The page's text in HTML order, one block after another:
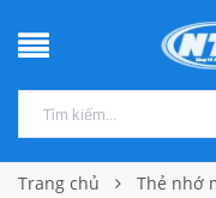
Trang chủ Thẻ nhớ